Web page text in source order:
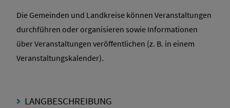
Die Gemeinden und Landkreise können Veranstaltungen
durchführen oder organisieren sowie Informationen
über Veranstaltungen veröffentlichen (z. B. in einem
Veranstaltungskalender).
LANGBESCHREIBUNG